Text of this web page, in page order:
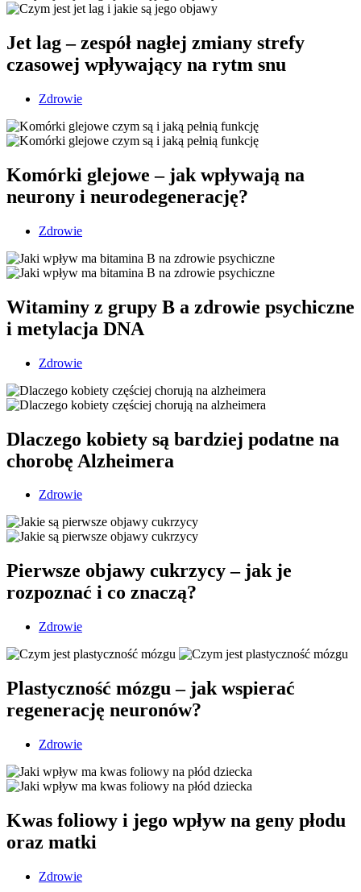
Jet lag – zespół nagłej zmiany strefy
czasowej wpływający na rytm snu
Zdrowie
Komórki glejowe – jak wpływają na
neurony i neurodegenerację?
Zdrowie
Witaminy z grupy B a zdrowie psychiczne
i metylacja DNA
Zdrowie
Dlaczego kobiety są bardziej podatne na
chorobę Alzheimera
Zdrowie
Pierwsze objawy cukrzycy – jak je
rozpoznać i co znaczą?
Zdrowie
Plastyczność mózgu – jak wspierać
regenerację neuronów?
Zdrowie
Kwas foliowy i jego wpływ na geny płodu
oraz matki
Zdrowie